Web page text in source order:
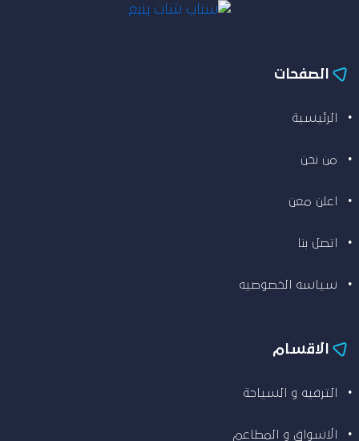
الصفحات
الرئيسية
من نحن
اعلن معن
اتصل بنا
سياسه الخصوصيه
الاقسام
الترفيه و السياحة
الاسواق و المطاعم